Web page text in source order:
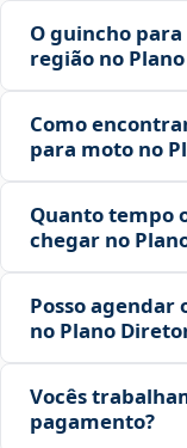
O guincho
região no
Como
para moto no
Quanto tempo
chegar no
Posso
no Plano
Vocês
pagamento?